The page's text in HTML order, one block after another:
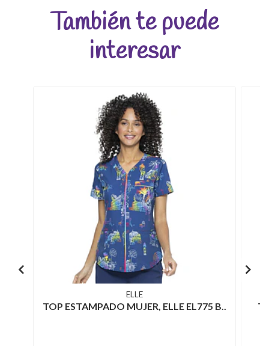
También te puede
interesar
ELLE
TOP ESTAMPADO MUJER, ELLE EL775 B..